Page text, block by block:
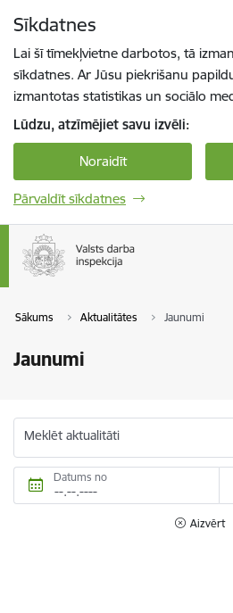
Sīkdatnes
Lai šī tīmekļvietne darbotos, tā
sīkdatnes. Ar Jūsu piekrišanu
izmantotas statistikas un sociālo
Lūdzu, atzīmējiet savu izvēli:
Noraidīt
Pārvaldīt sīkdatnes
Sākums Aktualitātes Jaunumi
Jaunumi
Meklēt aktualitāti
Datums no
Aizvērt